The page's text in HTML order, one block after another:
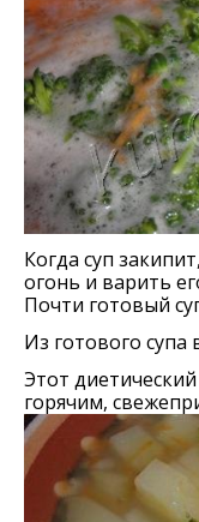
Когда суп
огонь и варить
Почти готовый
Из готового супа
Этот
горячим,